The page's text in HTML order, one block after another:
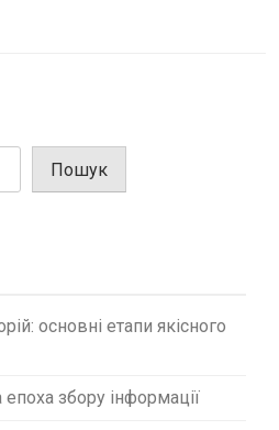
Пошук
основні етапи якісного
збору інформації